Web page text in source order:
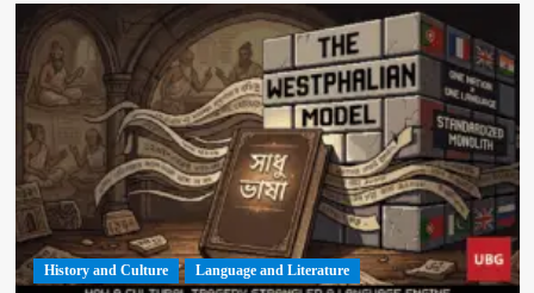
History and Culture Language and Literature